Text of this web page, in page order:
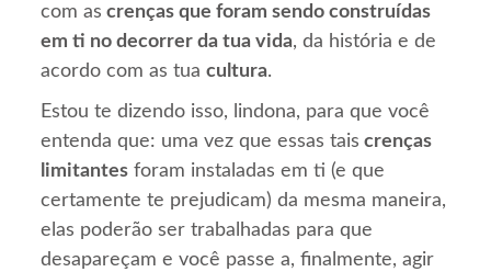
com as crenças que foram sendo construídas
em ti no decorrer da tua vida, da história e de
acordo com as tuacultura.
Estou te dizendo isso, lindona, para que você
entenda que: uma vez que essas tais crenças
limitantes foram instaladas em ti (e que
certamente te prejudicam) da mesma maneira,
elas poderão ser trabalhadas para que
desapareçam e você passe a, finalmente, agir